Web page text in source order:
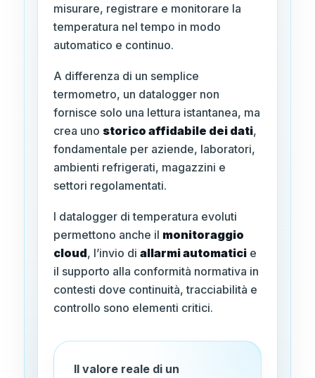
misurare, registrare e monitorare la
temperatura nel tempo in modo
automatico e continuo.
A differenza di un semplice
termometro, un datalogger non
fornisce solo una lettura istantanea, ma
crea uno storico affidabile dei dati,
fondamentale per aziende, laboratori,
ambienti refrigerati, magazzini e
settori regolamentati.
I datalogger di temperatura evoluti
permettono anche il monitoraggio
cloud, l’invio di allarmi automaticie
il supporto alla conformità normativa in
contesti dove continuità, tracciabilità e
controllo sono elementi critici.
Il valore reale di un